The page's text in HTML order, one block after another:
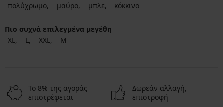
πολύχρωμο
μαύρο μπλε κόκκινο
Πιο συχνά επιλεγμένα μεγέθη
XL
L XXL M
Το 8% της αγοράς
επιστρέφεται
Δωρεάν αλλαγή,
επιστροφή